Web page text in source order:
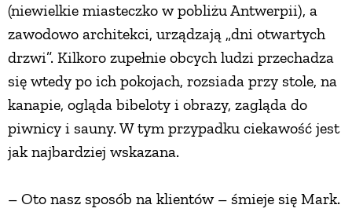
(niewielkie miasteczko w pobliżu Antwerpii), a
zawodowo architekci, urządzają „dni otwartych
drzwi”. Kilkoro zupełnie obcych ludzi przechadza
się wtedy po ich pokojach, rozsiada przy stole, na
kanapie, ogląda bibeloty i obrazy, zagląda do
piwnicy i sauny. W tym przypadku ciekawość jest
jak najbardziej wskazana.
– Oto nasz sposób na klientów – śmieje się Mark.
ŚNIADANIA
PRZYSTAWKI
ZUPY